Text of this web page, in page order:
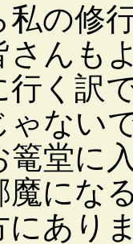
の修
さんも
行く訳
ゃない
篭堂に
魔にな
にあり